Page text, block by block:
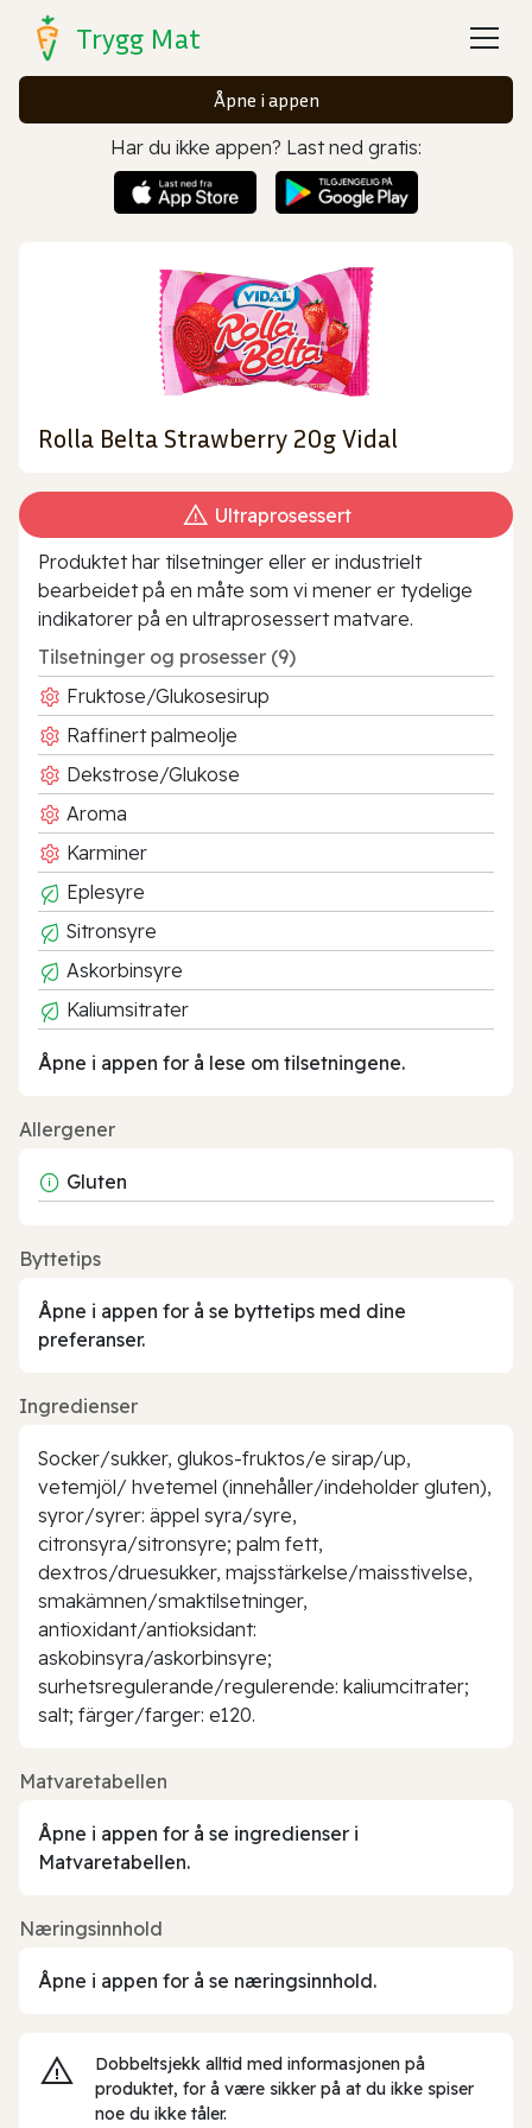
Trygg Mat
Åpne i appen
Har du ikke appen? Last ned gratis:
Rolla Belta Strawberry 20g Vidal
Ultraprosessert
Produktet har tilsetninger eller er industrielt
bearbeidet på en måte som vi mener er tydelige
indikatorer på en ultraprosessert matvare.
Tilsetninger og prosesser (9)
Fruktose/Glukosesirup
Raffinert palmeolje
Dekstrose/Glukose
Aroma
Karminer
Eplesyre
Sitronsyre
Askorbinsyre
Kaliumsitrater
Åpne i appen for å lese om tilsetningene.
Allergener
Gluten
Byttetips
Åpne i appen for å se byttetips med dine
preferanser.
Ingredienser
Socker/sukker, glukos-fruktos/e sirap/up,
vetemjöl/ hvetemel (innehåller/indeholder gluten),
syror/syrer: äppel syra/syre,
citronsyra/sitronsyre; palm fett,
dextros/druesukker, majsstärkelse/maisstivelse,
smakämnen/smaktilsetninger,
antioxidant/antioksidant:
askobinsyra/askorbinsyre;
surhetsregulerande/regulerende: kaliumcitrater;
salt; färger/farger: e120.
Matvaretabellen
Åpne i appen for å se ingredienser i
Matvaretabellen.
Næringsinnhold
Åpne i appen for å se næringsinnhold.
Dobbeltsjekk alltid med informasjonen på
produktet, for å være sikker på at du ikke spiser
noe du ikke tåler.